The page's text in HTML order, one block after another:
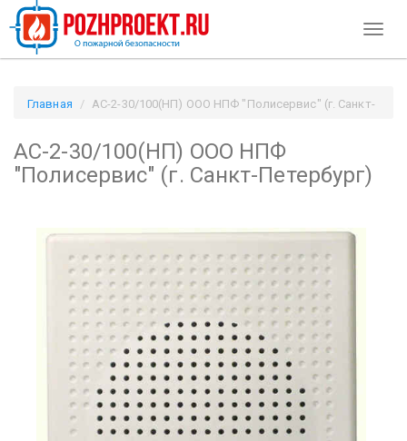
Главная
АС-2-30/100(НП) ООО НПФ "Полисервис" (г. Санкт-
АС-2-30/100(НП) ООО НПФ
"Полисервис" (г. Санкт-Петербург)